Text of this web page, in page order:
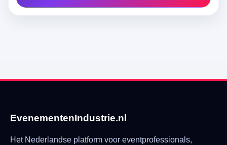
EvenementenIndustrie.nl
Het Nederlandse platform voor eventprofessionals,